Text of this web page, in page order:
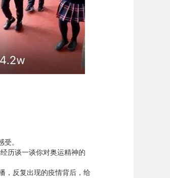
。
历谈一谈你对奥运精神的
，反复出现的疫情背后，给